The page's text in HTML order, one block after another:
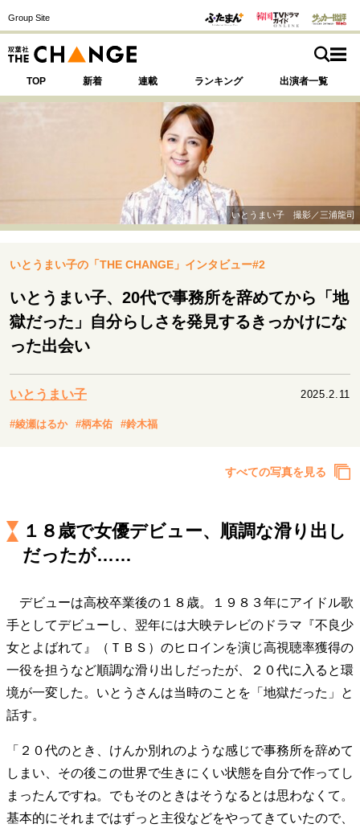
Group Site
TOP 新着 連載 ランキング 出演者一覧
注目の記事テーマで探す
運命を変えた出会い 決断の裏側
挫折からの再起
表現者の葛藤
人生が動いた日 10代の挫折と原点
セカンドキャリアの描き方
夢を掴む選択
リーダーの流儀 変革の原動力
次世代へのバトン
トップが描く未来
マインドセット
重圧との向き合い方 一流のルーティン
20代の現在地
忘れられない言葉
10代・20代の土台
ライフスタイル・生き方
パートナーとの歩み方
親になるということ
病が教えてくれたこと
移住という選択
熱狂できるもの
一生モノの愛用品
私を彩るエッセンス
60代のネクストステージ
いとうまい子 撮影／三浦龍司
いとうまい子の「THE CHANGE」インタビュー#2
いとうまい子、20代で事務所を辞めてから「地
獄だった」自分らしさを発見するきっかけにな
った出会い
いとうまい子 2025.2.11
#綾瀬はるか #柄本佑 #鈴木福
すべての写真を見る
１８歳で女優デビュー、順調な滑り出し
だったが……
デビューは高校卒業後の１８歳。１９８３年にアイドル歌
手としてデビューし、翌年には大映テレビのドラマ『不良少
女とよばれて』（ＴＢＳ）のヒロインを演じ高視聴率獲得の
一役を担うなど順調な滑り出しだったが、２０代に入ると環
境が一変した。いとうさんは当時のことを「地獄だった」と
話す。
「２０代のとき、けんか別れのような感じで事務所を辞めて
しまい、その後この世界で生きにくい状態を自分で作ってし
まったんですね。でもそのときはそうなるとは思わなくて。
基本的にそれまではずっと主役などをやってきていたので、